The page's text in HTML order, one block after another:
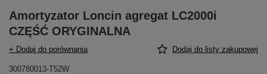
Amortyzator Loncin agregat LC2000i
CZĘŚĆ ORYGINALNA
+ Dodaj do porównania Dodaj do listy zakupowej
300780013-T52W